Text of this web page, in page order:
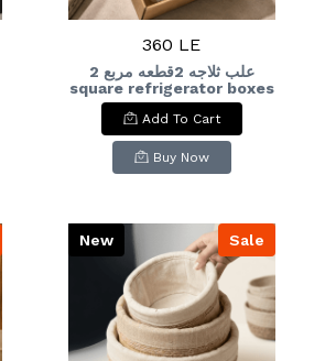
360 LE
علب ثلاجه 2قطعه مربع 2
square refrigerator boxes
Add To Cart
Buy Now
Sale
New